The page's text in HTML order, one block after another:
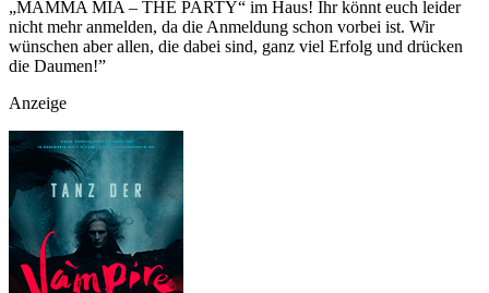
„MAMMA MIA – THE PARTY“ im Haus! Ihr könnt euch leider
nicht mehr anmelden, da die Anmeldung schon vorbei ist. Wir
wünschen aber allen, die dabei sind, ganz viel Erfolg und drücken
die Daumen!”
Anzeige